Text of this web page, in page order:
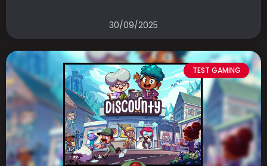
30/09/2025
TEST GAMING